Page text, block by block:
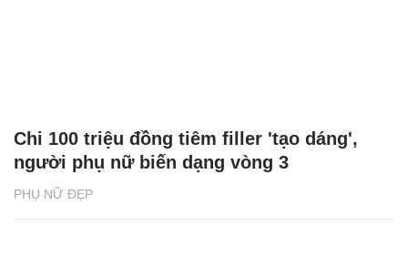
PHỤ NỮ ĐẸP
Chi 100 triệu đồng tiêm filler 'tạo dáng',
người phụ nữ biến dạng vòng 3